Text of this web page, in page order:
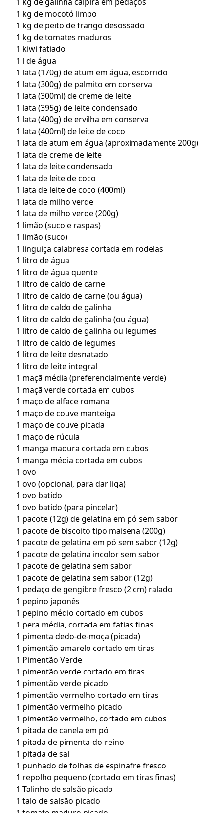
1 kg de mocotó limpo
1 kg de peito de frango desossado
1 kg de tomates maduros
1 kiwi fatiado
1 l de água
1 lata (170g) de atum em água, escorrido
1 lata (300g) de palmito em conserva
1 lata (300ml) de creme de leite
1 lata (395g) de leite condensado
1 lata (400g) de ervilha em conserva
1 lata (400ml) de leite de coco
1 lata de atum em água (aproximadamente 200g)
1 lata de creme de leite
1 lata de leite condensado
1 lata de leite de coco
1 lata de leite de coco (400ml)
1 lata de milho verde
1 lata de milho verde (200g)
1 limão (suco e raspas)
1 limão (suco)
1 linguiça calabresa cortada em rodelas
1 litro de água
1 litro de água quente
1 litro de caldo de carne
1 litro de caldo de carne (ou água)
1 litro de caldo de galinha
1 litro de caldo de galinha (ou água)
1 litro de caldo de galinha ou legumes
1 litro de caldo de legumes
1 litro de leite desnatado
1 litro de leite integral
1 maçã média (preferencialmente verde)
1 maçã verde cortada em cubos
1 maço de alface romana
1 maço de couve manteiga
1 maço de couve picada
1 maço de rúcula
1 manga madura cortada em cubos
1 manga média cortada em cubos
1 ovo
1 ovo (opcional, para dar liga)
1 ovo batido
1 ovo batido (para pincelar)
1 pacote (12g) de gelatina em pó sem sabor
1 pacote de biscoito tipo maisena (200g)
1 pacote de gelatina em pó sem sabor (12g)
1 pacote de gelatina incolor sem sabor
1 pacote de gelatina sem sabor
1 pacote de gelatina sem sabor (12g)
1 pedaço de gengibre fresco (2 cm) ralado
1 pepino japonês
1 pepino médio cortado em cubos
1 pera média, cortada em fatias finas
1 pimenta dedo-de-moça (picada)
1 pimentão amarelo cortado em tiras
1 Pimentão Verde
1 pimentão verde cortado em tiras
1 pimentão verde picado
1 pimentão vermelho cortado em tiras
1 pimentão vermelho picado
1 pimentão vermelho, cortado em cubos
1 pitada de canela em pó
1 pitada de pimenta-do-reino
1 pitada de sal
1 punhado de folhas de espinafre fresco
1 repolho pequeno (cortado em tiras finas)
1 Talinho de salsão picado
1 talo de salsão picado